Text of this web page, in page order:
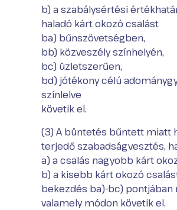
b) a szabálysértési
haladó kárt okozó csalást
ba) bűnszövetségben,
bb) közveszély színhelyén,
bc) üzletszerűen,
bd) jótékony célú
színlelve
követik el.
(3) A büntetés bűntett miatt
terjedő szabadságvesztés,
a) a csalás nagyobb kárt
b) a kisebb kárt okozó
bekezdés ba)-bc)
valamely módon követik el.